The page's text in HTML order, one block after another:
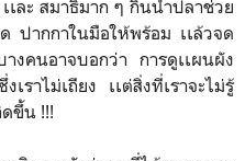
เละ สมาธิมาก ๆ กินน้ำปลาช่วย
ปากกาในมือให้พร้อม เเล้วจด
งคนอาจบอกว่า การดูเเผนผัง
ราไม่เถียง เเต่สิ่งที่เราจะไม่รู้
ขึ้น !!!